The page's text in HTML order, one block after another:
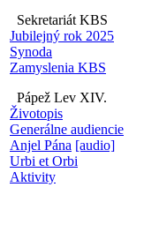
Sekretariát KBS
Jubilejný rok 2025
Synoda
Zamyslenia KBS
Pápež Lev XIV.
Životopis
Generálne audiencie
Anjel Pána [audio]
Urbi et Orbi
Aktivity